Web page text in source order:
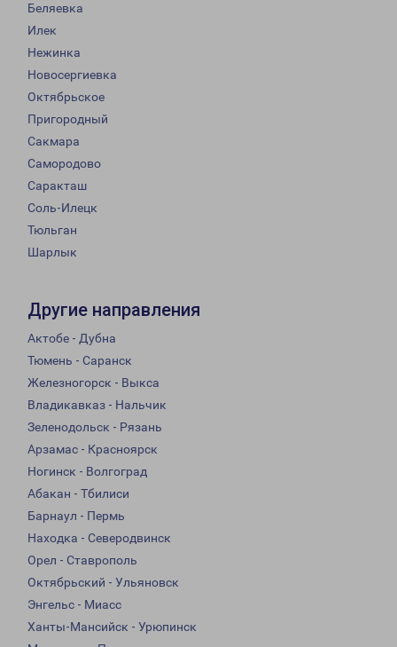
Беляевка
Илек
Нежинка
Новосергиевка
Октябрьское
Пригородный
Сакмара
Самородово
Саракташ
Соль-Илецк
Тюльган
Шарлык
Другие направления
Актобе - Дубна
Тюмень - Саранск
Железногорск - Выкса
Владикавказ - Нальчик
Зеленодольск - Рязань
Арзамас - Красноярск
Ногинск - Волгоград
Абакан - Тбилиси
Барнаул - Пермь
Находка - Северодвинск
Орел - Ставрополь
Октябрьский - Ульяновск
Энгельс - Миасс
Ханты-Мансийск - Урюпинск